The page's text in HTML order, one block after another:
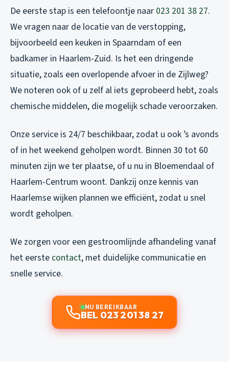
De eerste stap is een telefoontje naar 023 201 38 27.
We vragen naar de locatie van de verstopping,
bijvoorbeeld een keuken in Spaarndam of een
badkamer in Haarlem-Zuid. Is het een dringende
situatie, zoals een overlopende afvoer in de Zijlweg?
We noteren ook of u zelf al iets geprobeerd hebt, zoals
chemische middelen, die mogelijk schade veroorzaken.
Onze service is 24/7 beschikbaar, zodat u ook ’s avonds
of in het weekend geholpen wordt. Binnen 30 tot 60
minuten zijn we ter plaatse, of u nu in Bloemendaal of
Haarlem-Centrum woont. Dankzij onze kennis van
Haarlemse wijken plannen we efficiënt, zodat u snel
wordt geholpen.
We zorgen voor een gestroomlijnde afhandeling vanaf
het eerste contact, met duidelijke communicatie en
snelle service.
NU BEREIKBAAR
BEL 023 201 38 27